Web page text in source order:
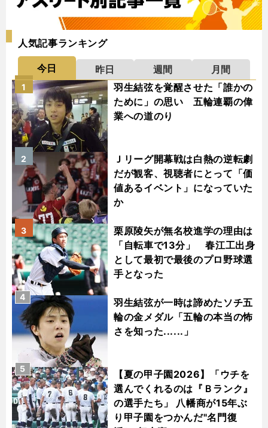
人気記事ランキング
今日 昨日 週間
月間
羽生結弦を覚醒させた「誰かの
ために」の思い 五輪連覇の偉
業への道のり
1
Ｊリーグ開幕戦は白熱の逆転劇
だが観客、視聴者にとって「価
値あるイベント」になっていた
か
2
栗原陵矢が無名校進学の理由は
「自転車で13分」 春江工出身
として最初で最後のプロ野球選
手となった
3
羽生結弦が一時は諦めたソチ五
輪の金メダル「五輪の本当の怖
さを知った......」
4
【夏の甲子園2026】「ウチを
選んでくれるのは『Ｂランク』
の選手たち」 八幡商が15年ぶ
り甲子園をつかんだ"名門復
5